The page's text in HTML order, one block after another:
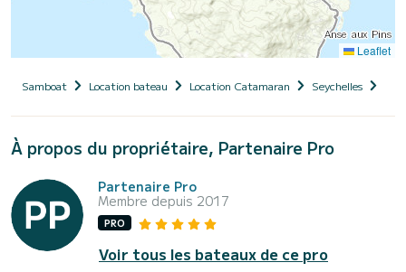
Leaflet
Samboat Location bateau Location Catamaran Seychelles
À propos du propriétaire, Partenaire Pro
Partenaire Pro
Membre depuis 2017
PRO
Voir tous les bateaux de ce pro